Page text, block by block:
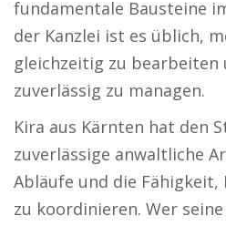
fundamentale Bausteine
der Kanzlei ist es üblich,
gleichzeitig zu bearbeiten
zuverlässig zu managen.
Kira aus Kärnten hat den
zuverlässige anwaltliche
Abläufe und die
zu koordinieren. Wer